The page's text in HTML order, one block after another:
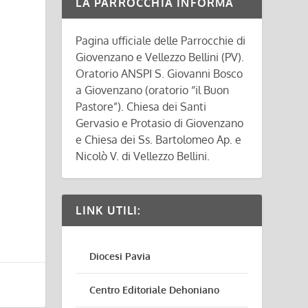
LA PARROCCHIA INFORMA
Pagina ufficiale delle Parrocchie di
Giovenzano e Vellezzo Bellini (PV).
Oratorio ANSPI S. Giovanni Bosco
a Giovenzano (oratorio “il Buon
Pastore”). Chiesa dei Santi
Gervasio e Protasio di Giovenzano
e Chiesa dei Ss. Bartolomeo Ap. e
Nicolò V. di Vellezzo Bellini.
LINK UTILI:
Diocesi Pavia
Centro Editoriale Dehoniano